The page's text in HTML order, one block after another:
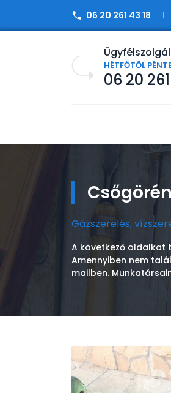
06 20 261 43 18
HÉTFŐTŐL
06 20
Gázszerelés,
A következő oldalkat
Amennyiben nem
mailben.